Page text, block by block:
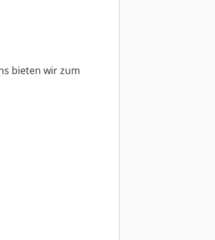
bieten wir zum